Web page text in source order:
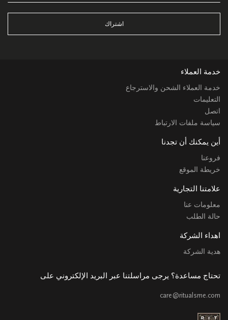
اشتراك
خدمة العملاء
خدمة العملاء الشحن والاسترجاع
التعليمات
اتصل
سياسة ملفات الارتباط
أين يمكنك أن تجدنا
فروعنا
خريطة الموقع
علامتنا التجارية
معلومات عنا
حالة الطلب
اهداء الشركة
هدية الشركة
تحتاج مساعدة؟ يرجى مراسلتنا عبر البريد الإلكتروني على
care@ritualsme.com